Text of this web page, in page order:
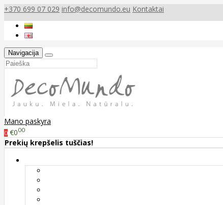
+370 699 07 029 info@decomundo.eu Kontaktai
Navigacija
Mano paskyra
0 €000
Prekių krepšelis tuščias!